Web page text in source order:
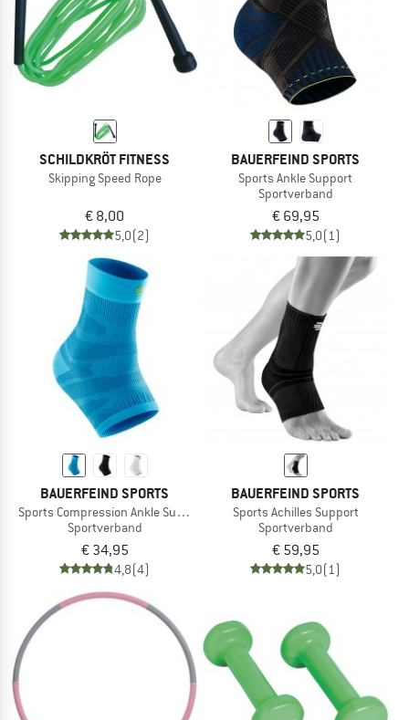
SCHILDKRÖT FITNESS
Skipping Speed Rope
€ 8,00
5,0(2)
BAUERFEIND SPORTS
Sports Ankle Support
Sportverband
€ 69,95
5,0(1)
BAUERFEIND SPORTS
Sports Compression Ankle Support
Sportverband
€ 34,95
4,8(4)
BAUERFEIND SPORTS
Sports Achilles Support
Sportverband
€ 59,95
5,0(1)